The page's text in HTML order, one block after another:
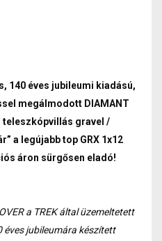
140 éves jubileumi kiadású,
megálmodott DIAMANT
teleszkópvillás gravel /
a legújabb top GRX 1x12
áron sürgősen eladó!
a TREK által üzemeltetett
jubileumára készített